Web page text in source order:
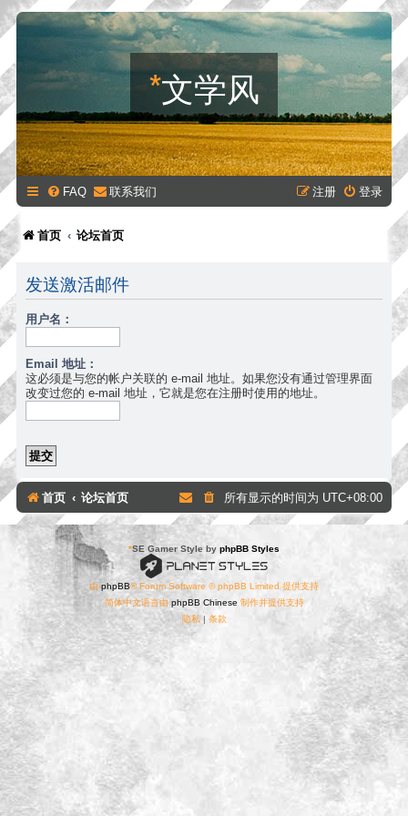
*文学风
FAQ 联系我们 登录
注册
首页 论坛首页
发送激活邮件
用户名：
Email 地址：
这必须是与您的帐户关联的 e-mail 地址。如果您没有通过管理界面
改变过您的 e-mail 地址，它就是您在注册时使用的地址。
首页 论坛首页 所有显示的时间为 UTC+08:00
*SE Gamer Style by phpBB Styles
由 phpBB® Forum Software © phpBB Limited 提供支持
简体中文语言由 phpBB Chinese 制作并提供支持
隐私 | 条款